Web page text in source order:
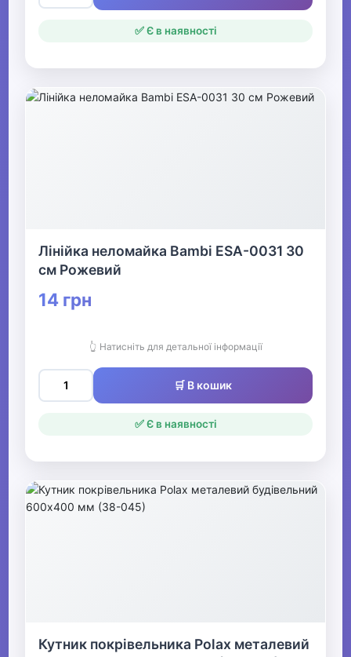
✅ Є в наявності
Лінійка неломайка Bambi ESA-0031 30
см Рожевий
14 грн
👆 Натисніть для детальної інформації
🛒 В кошик
✅ Є в наявності
Кутник покрівельника Polax металевий